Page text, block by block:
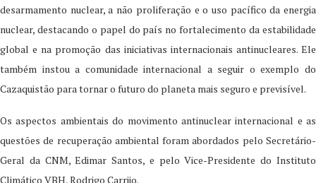
desarmamento nuclear, a não proliferação e o uso pacífico da energia
nuclear, destacando o papel do país no fortalecimento da estabilidade
global e na promoção das iniciativas internacionais antinucleares. Ele
também instou a comunidade internacional a seguir o exemplo do
Cazaquistão para tornar o futuro do planeta mais seguro e previsível.
Os aspectos ambientais do movimento antinuclear internacional e as
questões de recuperação ambiental foram abordados pelo Secretário-
Geral da CNM, Edimar Santos, e pelo Vice-Presidente do Instituto
Climático VBH, Rodrigo Carrijo.